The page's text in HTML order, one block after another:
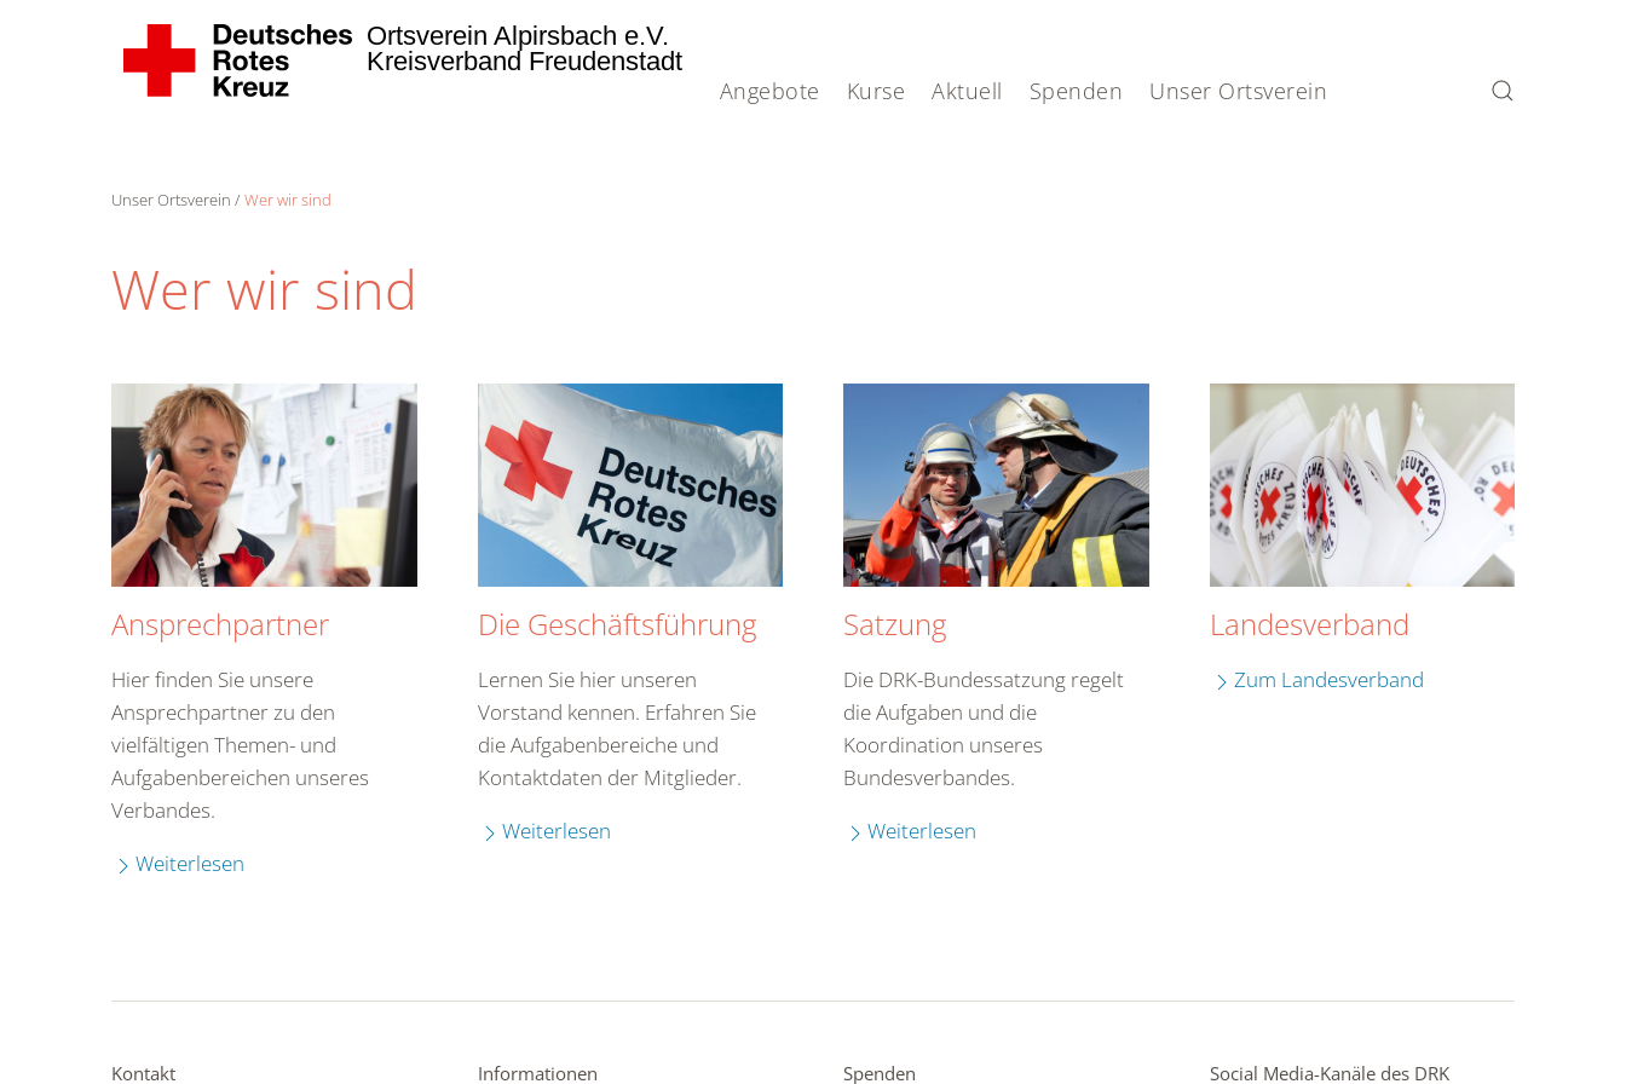
Zum Hauptinhalt springen
Ortsverein Alpirsbach e.V.
Kreisverband Freudenstadt
Angebote
Kurse Aktuell Spenden Unser Ortsverein
Unser Ortsverein Wer wir sind
Wer wir sind
Ansprechpartner
Hier finden Sie unsere
Ansprechpartner zu den
vielfältigen Themen- und
Aufgabenbereichen unseres
Verbandes.
Weiterlesen
Die Geschäftsführung
Lernen Sie hier unseren
Vorstand kennen. Erfahren Sie
die Aufgabenbereiche und
Kontaktdaten der Mitglieder.
Weiterlesen
Satzung
Die DRK-Bundessatzung regelt
die Aufgaben und die
Koordination unseres
Bundesverbandes.
Weiterlesen
Landesverband
Zum Landesverband
Kontakt Informationen Spenden Social Media-Kanäle des DRK